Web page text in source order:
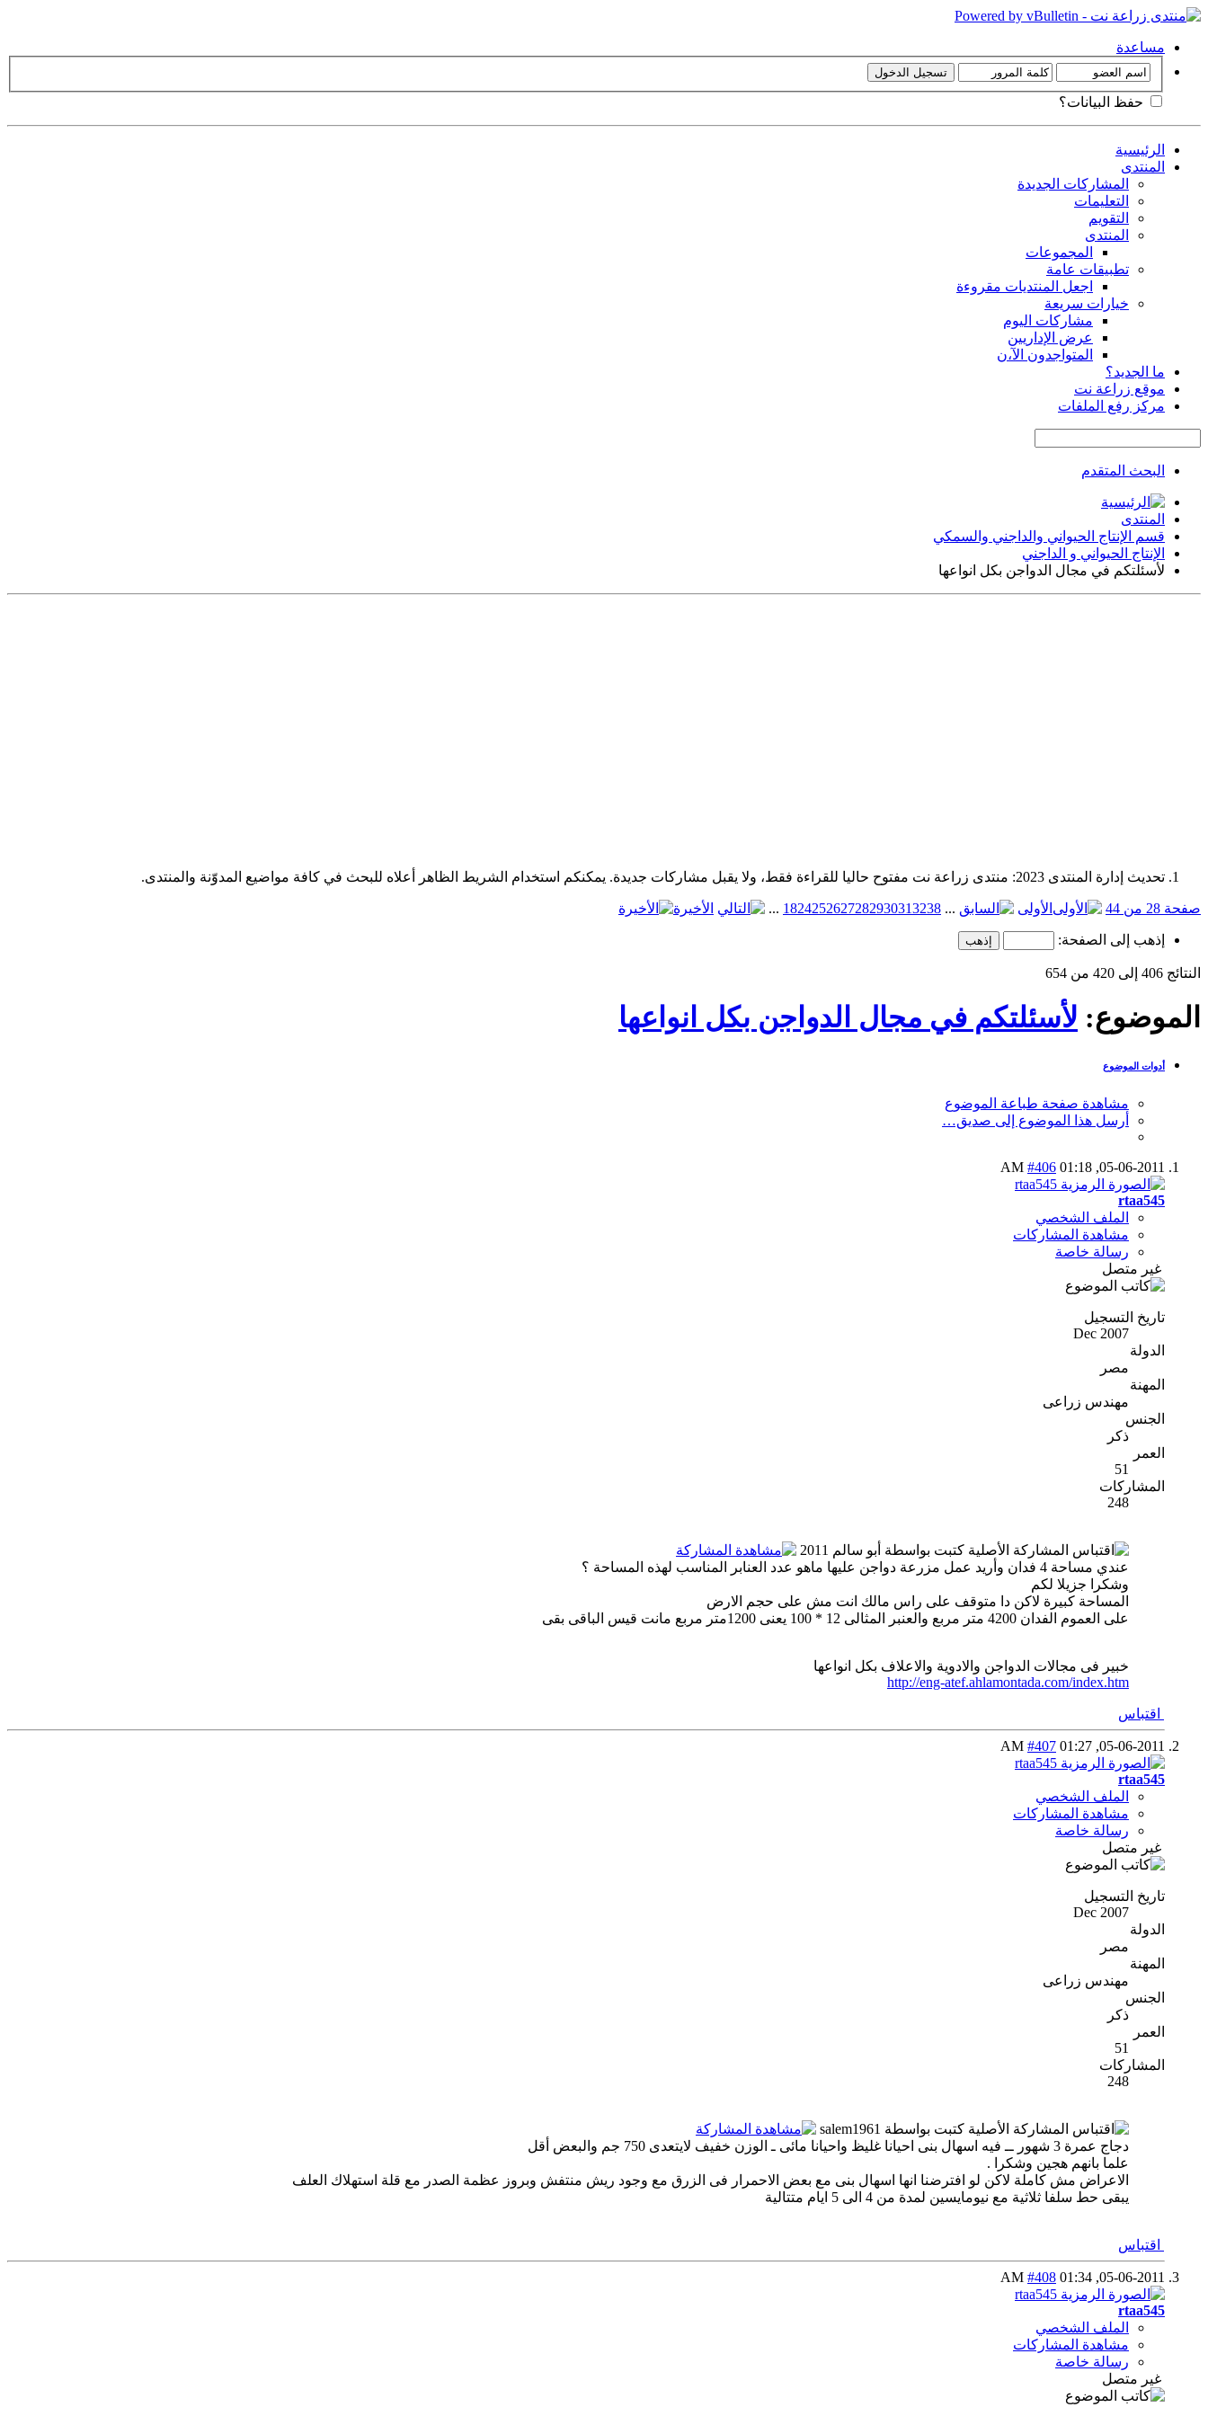
مساعدة
حفظ البيانات؟
الرئيسية
المنتدى
المشاركات الجديدة
التعليمات
التقويم
المنتدى
المجموعات
تطبيقات عامة
اجعل المنتديات مقروءة
خيارات سريعة
مشاركات اليوم
عرض الإداريين
المتواجدون الآ،ن
ما الجديد؟
موقع زراعة نت
مركز رفع الملفات
البحث المتقدم
المنتدى
قسم الإنتاج الحيواني والداجني والسمكي
الإنتاج الحيواني و الداجني
لأسئلتكم في مجال الدواجن بكل انواعها
تحديث إدارة المنتدى 2023: منتدى زراعة نت مفتوح حاليا للقراءة فقط، ولا يقبل مشاركات جديدة. يمكنكم استخدام الشريط الظاهر أعلاه للبحث في كافة مواضيع المدوّنة والمنتدى.
صفحة 28 من 44 الأولى ...
1824252627282930313238
... الأخيرة
إذهب إلى الصفحة:
النتائج 406 إلى 420 من 654
الموضوع: لأسئلتكم في مجال الدواجن بكل انواعها
أدوات الموضوع
مشاهدة صفحة طباعة الموضوع
أرسل هذا الموضوع إلى صديق…
05-06-2011,
01:18 AM
#406
rtaa545
الملف الشخصي
مشاهدة المشاركات
رسالة خاصة
غير متصل
تاريخ التسجيل
Dec 2007
الدولة
مصر
المهنة
مهندس زراعى
الجنس
ذكر
العمر
51
المشاركات
248
المشاركة الأصلية كتبت بواسطة أبو سالم 2011
عندي مساحة 4 فدان وأريد عمل مزرعة دواجن عليها ماهو عدد العنابر المناسب لهذه المساحة ؟
وشكرا جزيلا لكم
المساحة كبيرة لاكن دا متوقف على راس مالك انت مش على حجم الارض
على العموم الفدان 4200 متر مربع والعنبر المثالى 12 * 100 يعنى 1200متر مربع مانت قيس الباقى بقى
خبير فى مجالات الدواجن والادوية والاعلاف بكل انواعها
http://eng-atef.ahlamontada.com/index.htm
اقتباس
05-06-2011,
01:27 AM
#407
rtaa545
الملف الشخصي
مشاهدة المشاركات
رسالة خاصة
غير متصل
تاريخ التسجيل
Dec 2007
الدولة
مصر
المهنة
مهندس زراعى
الجنس
ذكر
العمر
51
المشاركات
248
المشاركة الأصلية كتبت بواسطة salem1961
دجاج عمرة 3 شهور ــ فيه اسهال بنى احيانا غليظ واحيانا مائى ـ الوزن خفيف لايتعدى 750 جم والبعض أقل
علما بانهم هجين وشكرا .
الاعراض مش كاملة لاكن لو افترضنا انها اسهال بنى مع بعض الاحمرار فى الزرق مع وجود ريش منتفش وبروز عظمة الصدر مع قلة استهلاك العلف
يبقى حط سلفا ثلاثية مع نيومايسين لمدة من 4 الى 5 ايام متتالية
اقتباس
05-06-2011,
01:34 AM
#408
rtaa545
الملف الشخصي
مشاهدة المشاركات
رسالة خاصة
غير متصل